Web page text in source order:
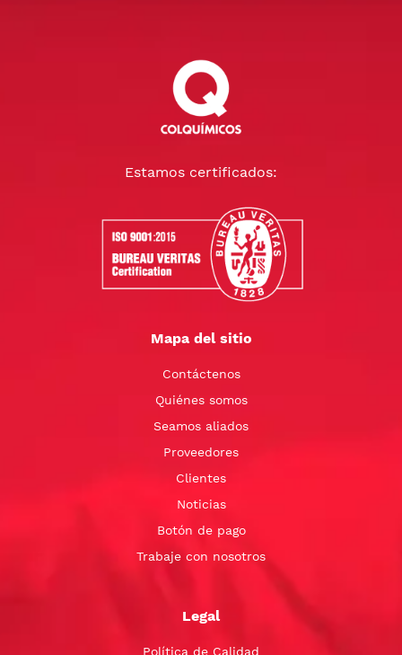
Estamos certificados:
Mapa del sitio
Contáctenos
Quiénes somos
Seamos aliados
Proveedores
Clientes
Noticias
Botón de pago
Trabaje con nosotros
Legal
Política de Calidad